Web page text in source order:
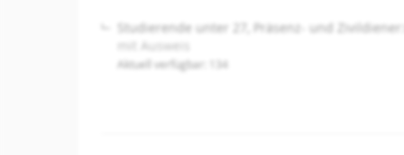
Studierende unter 27, Präsenz- und
mit Ausweis
Aktuell verfügbar: 134